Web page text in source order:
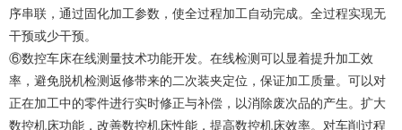
序串联，通过固化加工参数，使全过程加工自动完成。全过程实现无
干预或少干预。
⑥数控车床在线测量技术功能开发。在线检测可以显着提升加工效
率，避免脱机检测返修带来的二次装夹定位，保证加工质量。可以对
正在加工中的零件进行实时修正与补偿，以消除废次品的产生。扩大
数控机床功能，改善数控机床性能，提高数控机床效率。对车削过程